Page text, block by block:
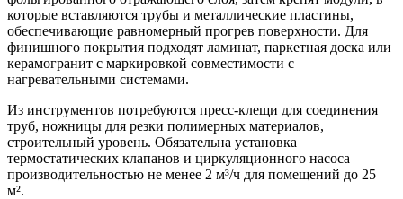
которые вставляются трубы и металлические пластины,
обеспечивающие равномерный прогрев поверхности. Для
финишного покрытия подходят ламинат, паркетная доска или
керамогранит с маркировкой совместимости с
нагревательными системами.
Из инструментов потребуются пресс-клещи для соединения
труб, ножницы для резки полимерных материалов,
строительный уровень. Обязательна установка
термостатических клапанов и циркуляционного насоса
производительностью не менее 2 м³/ч для помещений до 25
м².